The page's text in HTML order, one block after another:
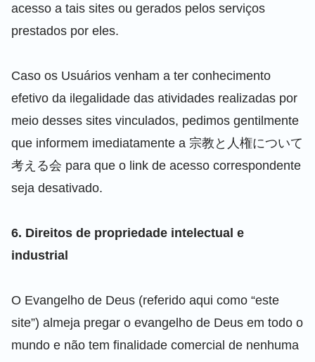
acesso a tais sites ou gerados pelos serviços
prestados por eles.
Caso os Usuários venham a ter conhecimento
efetivo da ilegalidade das atividades realizadas por
meio desses sites vinculados, pedimos gentilmente
que informem imediatamente a 宗教と人権について
考える会 para que o link de acesso correspondente
seja desativado.
6. Direitos de propriedade intelectual e
industrial
O Evangelho de Deus (referido aqui como “este
site”) almeja pregar o evangelho de Deus em todo o
mundo e não tem finalidade comercial de nenhuma